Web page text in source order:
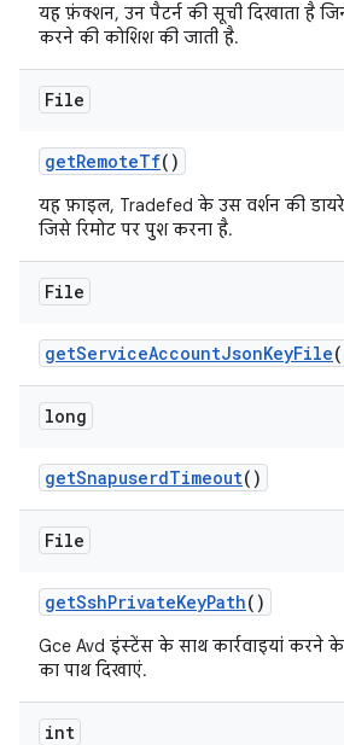
यह फ़ंक्शन, उन पैटर्न की सूची दिखाता है
करने की कोशिश की जाती है.
File
getRemoteTf()
यह फ़ाइल, Tradefed के उस वर्शन की
जिसे रिमोट पर पुश करना है.
File
getServiceAccountJsonKeyFile
long
getSnapuserdTimeout()
File
getSshPrivateKeyPath()
Gce Avd इंस्टेंस के साथ कार्रवाइयां
का पाथ दिखाएं.
int